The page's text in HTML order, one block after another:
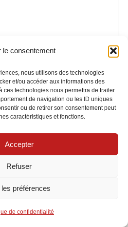
le consentement
nous utilisons des technologies
et/ou accéder aux informations des
ces technologies nous permettra de traiter
de navigation ou les ID uniques
ou de retirer son consentement peut
caractéristiques et fonctions.
Accepter
Refuser
les préférences
de confidentialité
Renaud.
en assurance habitation à